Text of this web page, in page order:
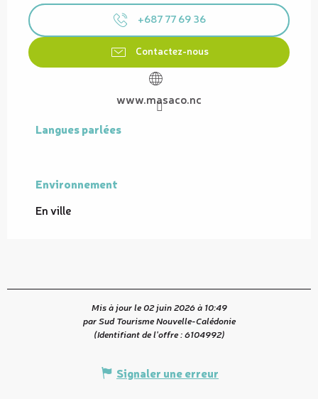
+687 77 69 36
Contactez-nous
www.masaco.nc
Langues parlées
Langues parlées
Environnement
Environnement
En ville
Mis à jour le 02 juin 2026 à 10:49
par Sud Tourisme Nouvelle-Calédonie
(Identifiant de l'offre :6104992)
Signaler une erreur